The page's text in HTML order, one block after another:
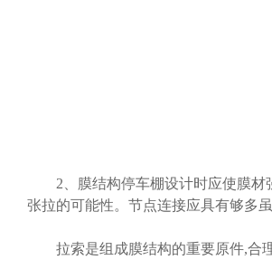
2、膜结构停车棚设计时应使膜材强
张拉的可能性。节点连接应具有够多
拉索是组成膜结构的重要原件,合理